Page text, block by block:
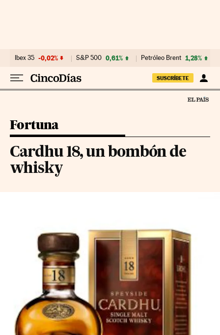
Ibex 35 -0,02% S&P 500 0,61% Petróleo Brent 1,28%
SUSCRÍBETE
Fortuna
Cardhu 18, un bombón de
whisky